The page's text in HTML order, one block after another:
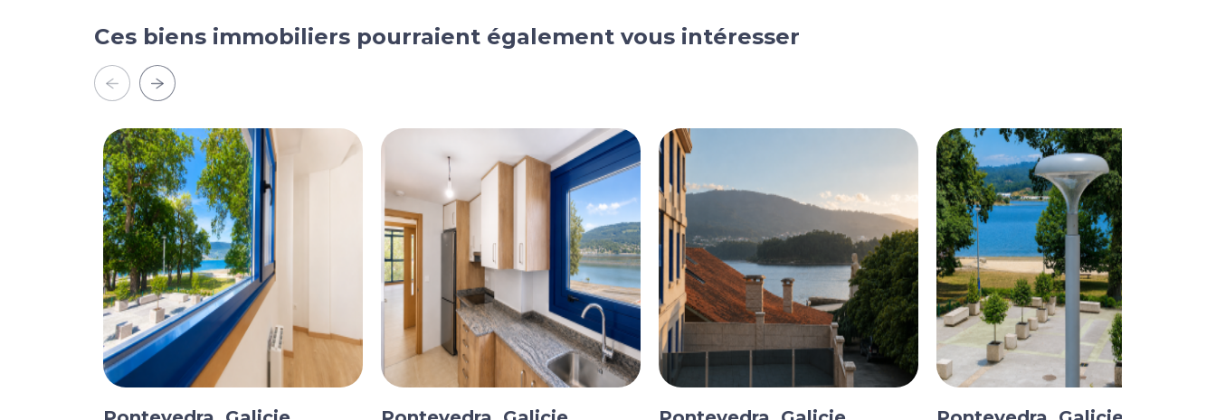
Ces biens immobiliers pourraient également vous intéresser